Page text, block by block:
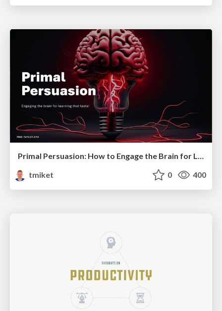
Primal Persuasion: How to Engage the Brain for Learning That Lasts
tmiket
0 400